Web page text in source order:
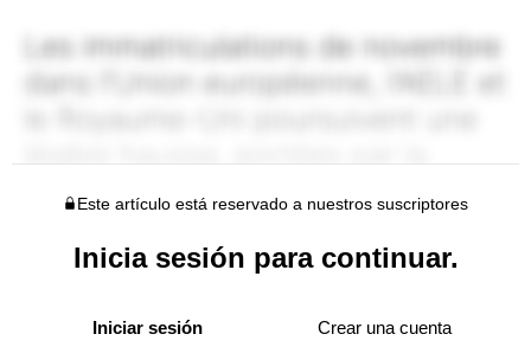
Este artículo está reservado a nuestros suscriptores
Inicia sesión para continuar.
Iniciar sesión Crear una cuenta